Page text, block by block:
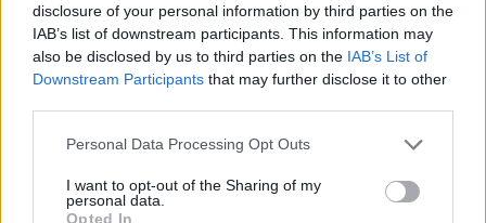
disclosure of your personal information by third parties on the
IAB’s list of downstream participants. This information may
also be disclosed by us to third parties on the IAB’s List of
Downstream Participants that may further disclose it to other
Personal Data Processing Opt Outs
I want to opt-out of the Sharing of my
personal data.
Opted In
Šienas.
LR archyvo nuotr.